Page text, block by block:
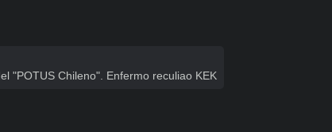
"POTUS Chileno". Enfermo reculiao KEK